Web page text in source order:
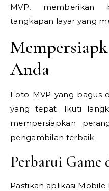
MVP, memberikan
tangkapan layar yang
Anda
Foto MVP yang bagus
yang tepat. Ikuti
mempersiapkan
pengambilan terbaik:
Perbarui Game
Pastikan aplikasi Mobile